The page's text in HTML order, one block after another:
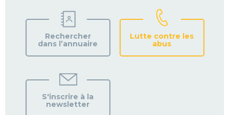
Rechercher
dans l’annuaire
Lutte contre les
abus
S'inscrire à la
newsletter